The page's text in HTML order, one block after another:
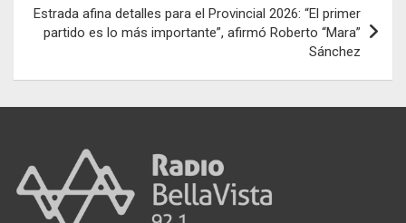
Estrada afina detalles para el Provincial 2026: “El primer
partido es lo más importante”, afirmó Roberto “Mara”
Sánchez